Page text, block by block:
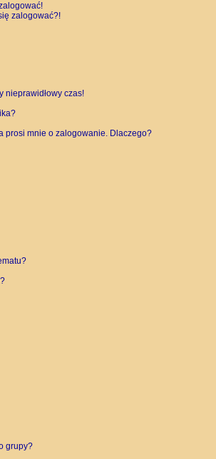
zalogować?!
nieprawidłowy czas!
prosi mnie o zalogowanie. Dlaczego?
grupy?